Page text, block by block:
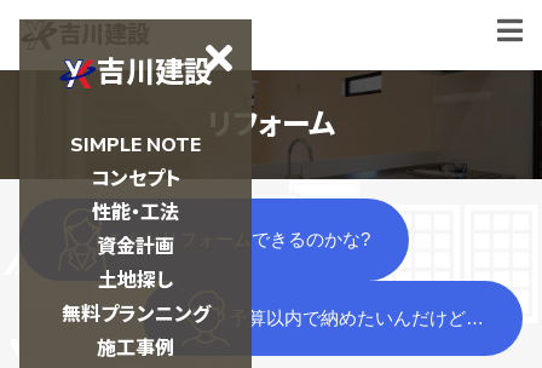
吉川建設
SIMPLE NOTE
コンセプト
性能・工法
資金計画
土地探し
無料プランニング
施工事例
リフォーム
こんなリフォームできるのかな?
予算以内で納めたいんだけど…